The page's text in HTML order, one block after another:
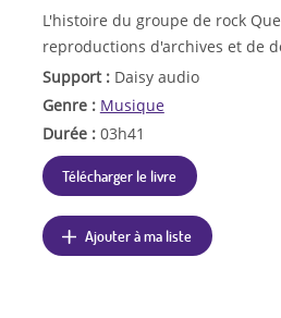
L'histoire du groupe de rock
reproductions d'archives et de
Support : Daisy audio
Genre : Musique
Durée : 03h41
Télécharger le livre
Ajouter à ma liste